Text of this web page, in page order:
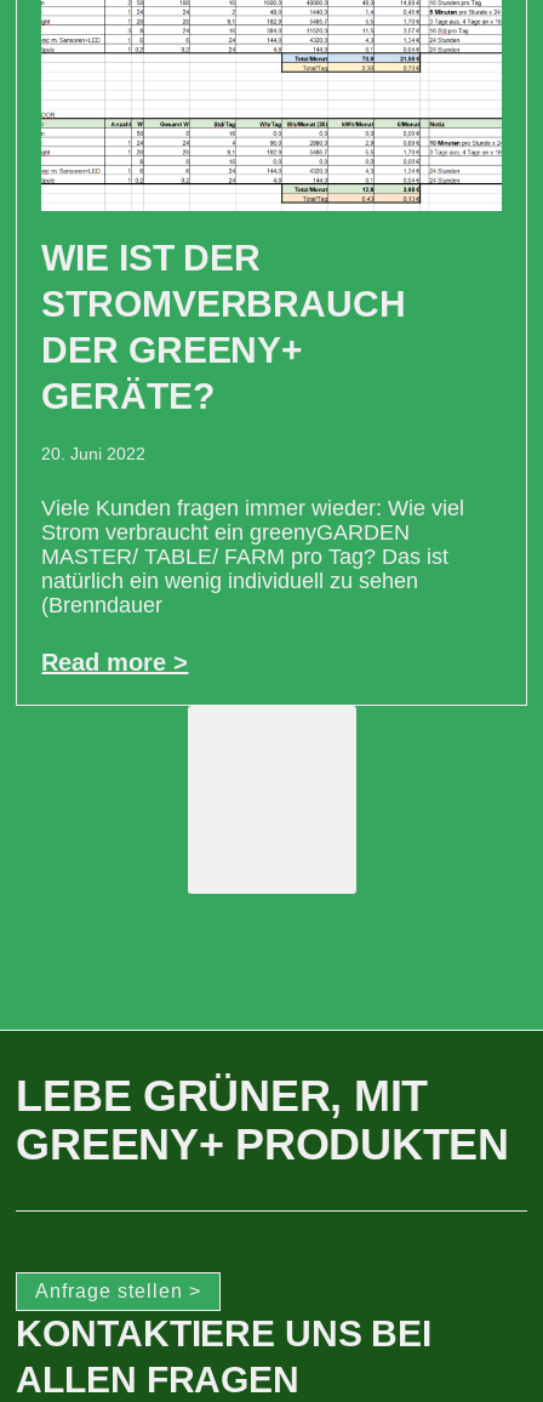
WIE IST DER
STROMVERBRAUCH
DER GREENY+
GERÄTE?
20. Juni 2022
Viele Kunden fragen immer wieder: Wie viel
Strom verbraucht ein greenyGARDEN
MASTER/ TABLE/ FARM pro Tag? Das ist
natürlich ein wenig individuell zu sehen
(Brenndauer
Read more >
LEBE GRÜNER, MIT
GREENY+ PRODUKTEN
Anfrage stellen >
KONTAKTIERE UNS BEI
ALLEN FRAGEN